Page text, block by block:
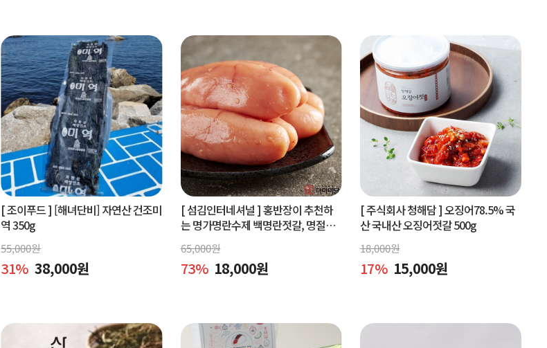
[ 조이푸드 ] [해녀단비] 자연산 건조미
역 350g
55,000원
31% 38,000원
[ 섬김인터네셔널 ]홍반장이 추천하
는 명가명란수제 백명란젓갈, 명절선
물세트,공동구매
65,000원
73% 18,000원
[ 주식회사 청해담 ]오징어78.5% 국
산 국내산 오징어젓갈 500g
18,000원
17% 15,000원